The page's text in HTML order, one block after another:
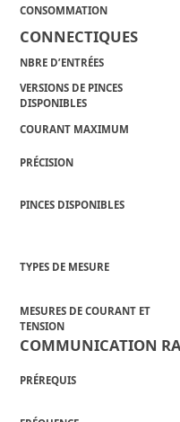
CONSOMMATION
CONNECTIQUES
NBRE D’ENTRÉES
VERSIONS DE PINCES
DISPONIBLES
COURANT MAXIMUM
PRÉCISION
PINCES DISPONIBLES
TYPES DE MESURE
MESURES DE COURANT ET
TENSION
COMMUNICATION
PRÉREQUIS